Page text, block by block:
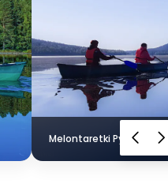
Melontaretki Pyhäjärvellä.